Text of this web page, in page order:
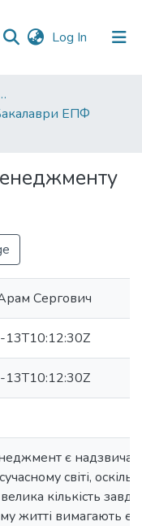
Log In (current)
вищої освіти
ЕПФ
Сергович
є
світі,
кількість
житті вимагають